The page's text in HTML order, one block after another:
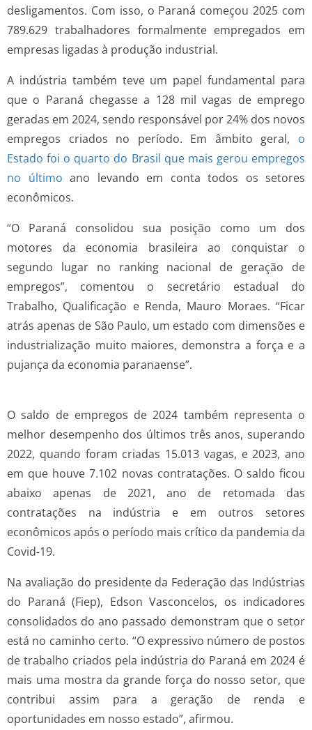
desligamentos. Com isso, o Paraná começou 2025 com
789.629 trabalhadores formalmente empregados em
empresas ligadas à produção industrial.
A indústria também teve um papel fundamental para
que o Paraná chegasse a 128 mil vagas de emprego
geradas em 2024, sendo responsável por 24% dos novos
empregos criados no período. Em âmbito geral, o
Estado foi o quarto do Brasil que mais gerou empregos
no último ano levando em conta todos os setores
econômicos.
“O Paraná consolidou sua posição como um dos
motores da economia brasileira ao conquistar o
segundo lugar no ranking nacional de geração de
empregos”, comentou o secretário estadual do
Trabalho, Qualificação e Renda, Mauro Moraes. “Ficar
atrás apenas de São Paulo, um estado com dimensões e
industrialização muito maiores, demonstra a força e a
pujança da economia paranaense”.
O saldo de empregos de 2024 também representa o
melhor desempenho dos últimos três anos, superando
2022, quando foram criadas 15.013 vagas, e 2023, ano
em que houve 7.102 novas contratações. O saldo ficou
abaixo apenas de 2021, ano de retomada das
contratações na indústria e em outros setores
econômicos após o período mais crítico da pandemia da
Covid-19.
Na avaliação do presidente da Federação das Indústrias
do Paraná (Fiep), Edson Vasconcelos, os indicadores
consolidados do ano passado demonstram que o setor
está no caminho certo. “O expressivo número de postos
de trabalho criados pela indústria do Paraná em 2024 é
mais uma mostra da grande força do nosso setor, que
contribui assim para a geração de renda e
oportunidades em nosso estado”, afirmou.